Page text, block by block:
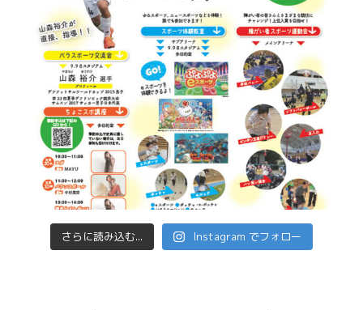
さらに読み込む... Instagram でフォロー